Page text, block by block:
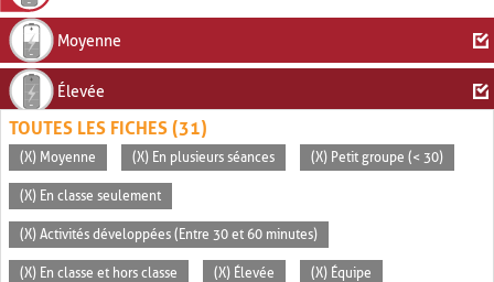
Moyenne
Élevée
TOUTES LES FICHES (31)
(X) Moyenne (X) En plusieurs séances (X) Petit groupe (< 30)
(X) En classe seulement
(X) Activités développées (Entre 30 et 60 minutes)
(X) En classe et hors classe (X) Élevée (X) Équipe